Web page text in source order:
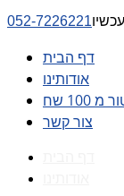
052-7226221
דף הבית
אודותינו
שח
צור קשר